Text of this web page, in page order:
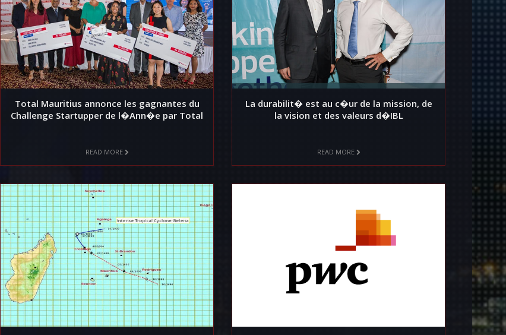
Total Mauritius annonce les gagnantes du
Challenge Startupper de l�Ann�e par Total
READ MORE
La durabilit� est au c�ur de la mission, de
la vision et des valeurs d�IBL
READ MORE